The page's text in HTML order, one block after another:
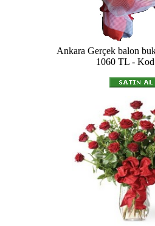
Ankara Gerçek balon
1060 TL -